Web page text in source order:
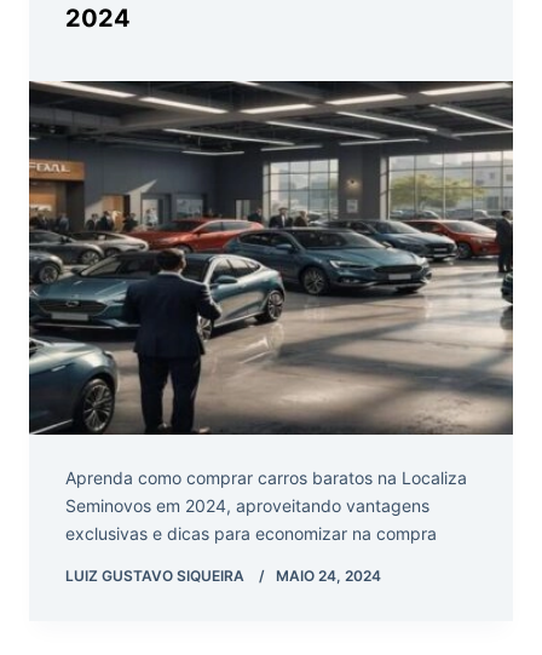
2024
Aprenda como comprar carros baratos na Localiza
Seminovos em 2024, aproveitando vantagens
exclusivas e dicas para economizar na compra
LUIZ GUSTAVO SIQUEIRA MAIO 24, 2024